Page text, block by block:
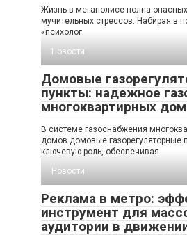
Жизнь в мегаполисе полна
мучительных стрессов. Набирая в
«психолог
Новости
Домовые
пункты: надежное
многоквартирных
В системе газоснабжения
домов домовые газорегуляторные
ключевую роль, обеспечивая
Новости
Реклама в метро:
инструмент для
аудитории в